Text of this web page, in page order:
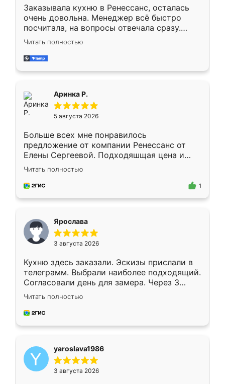
Заказывала кухню в Ренессанс, осталась
очень довольна. Менеджер всё быстро
посчитала, на вопросы отвечала сразу.
Замерщик приехал в субботу, подошёл к
делу со всей ответственностью. Собрали
за день, ребята работали аккуратно, даже
Читать полностью
Аринка Р.
5 августа 2026
Больше всех мне понравилось
предложение от компании Ренессанс от
Елены Сергеевой. Подходяшщая цена и
короткие сроки изготовления. Приехавший
для замера сотрудник Владислав
предложил по моему эскизу самый
Читать полностью
1
Ярослава
3 августа 2026
Кухню здесь заказали. Эскизы прислали в
телеграмм. Выбрали наиболее подходящий.
Согласовали день для замера. Через 3
недели кухня была уже готова. Остались
довольны работой. Спасибо Ренессанс
мебель за качественную работу!
Читать полностью
yaroslava1986
3 августа 2026